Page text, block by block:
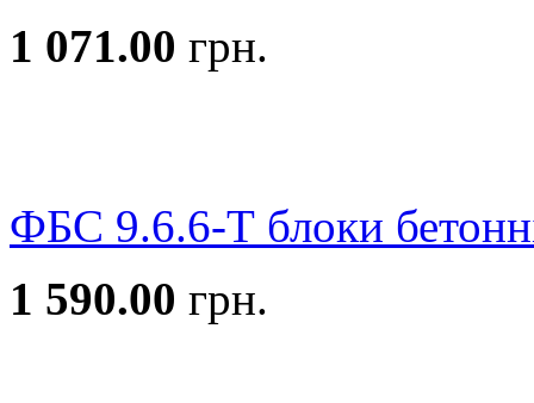
1 071.00 грн.
ФБС 9.6.6-Т блоки
1 590.00 грн.